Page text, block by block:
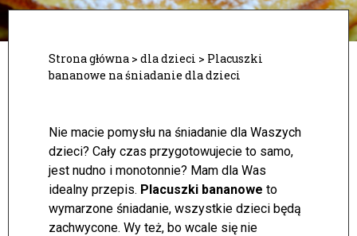
Strona główna > dla dzieci > Placuszki
bananowe na śniadanie dla dzieci
Nie macie pomysłu na śniadanie dla Waszych
dzieci? Cały czas przygotowujecie to samo,
jest nudno i monotonnie? Mam dla Was
idealny przepis. Placuszki bananowe to
wymarzone śniadanie, wszystkie dzieci będą
zachwycone. Wy też, bo wcale się nie